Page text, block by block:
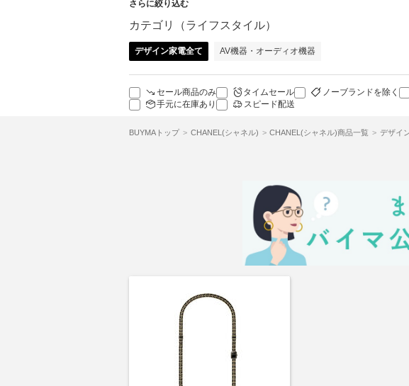
さらに絞り込む
カテゴリ（ライフスタイル）
デザイン家電全て AV機器・オーディオ機器
セール商品のみ タイムセール ノーブランドを除く
手元に在庫あり
スピード配送
BUYMAトップ CHANEL(シャネル) CHANEL(シャネル)商品一覧 デザイ